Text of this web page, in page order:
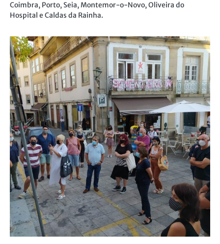
Coimbra, Porto, Seia, Montemor-o-Novo, Oliveira do
Hospital e Caldas da Rainha.